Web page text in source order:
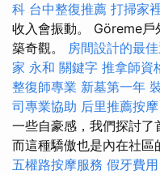
科 台中整復推薦 打掃家
收入會振動。 Göreme戶
築奇觀。 房間設計的最
家 永和 關鍵字 推拿師資
整復師專業 新墓第一年
司專業協助 后里推薦按摩
一些自豪感，我們探討了
而這種驕傲也是內在社區
五權路按摩服務 假牙費用